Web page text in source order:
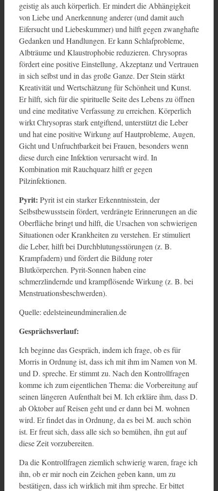
geistig als auch körperlich. Er mindert die Abhängigkeit
von Liebe und Anerkennung anderer (und damit auch
Eifersucht und Liebeskummer) und hilft gegen zwanghafte
Gedanken und Handlungen. Er kann Schlafprobleme,
Albträume und Klaustrophobie reduzieren. Chrysopras
fördert eine positive Einstellung, Akzeptanz und Vertrauen
in sich selbst und in das große Ganze. Der Stein stärkt
Kreativität und Wertschätzung für Schönheit und Kunst.
Er hilft, sich für die spirituelle Seite des Lebens zu öffnen
und eine meditative Verfassung zu erreichen. Körperlich
wirkt Chrysopras stark entgiftend, unterstützt die Leber
und hat eine positive Wirkung auf Hautprobleme, Augen,
Gicht und Unfruchtbarkeit bei Frauen, besonders wenn
diese durch eine Infektion verursacht wird. In
Kombination mit Rauchquarz hilft er gegen
Pilzinfektionen.
Pyrit: Pyrit ist ein starker Erkenntnisstein, der
Selbstbewusstsein fördert, verdrängte Erinnerungen an die
Oberfläche bringt und hilft, die Ursachen von schwierigen
Situationen oder Krankheiten zu verstehen. Er stimuliert
die Leber, hilft bei Durchblutungsstörungen (z. B.
Krampfadern) und fördert die Bildung roter
Blutkörperchen. Pyrit-Sonnen haben eine
schmerzlindernde und krampflösende Wirkung (z. B. bei
Menstruationsbeschwerden).
Quelle: edelsteineundmineralien.de
Gesprächsverlauf:
Ich beginne das Gespräch, indem ich frage, ob es für
Morris in Ordnung ist, dass ich mit ihm im Namen von M.
und D. spreche. Er stimmt zu. Nach den Kontrollfragen
komme ich zum eigentlichen Thema: die Vorbereitung auf
seinen längeren Aufenthalt bei M. Ich erkläre ihm, dass D.
ab Oktober auf Reisen geht und er dann bei M. wohnen
wird. Er findet das in Ordnung, da es bei M. auch schön
ist. Er freut sich, dass alle sich so bemühen, ihn gut auf
diese Zeit vorzubereiten.
Da die Kontrollfragen ziemlich schwierig waren, frage ich
ihn, ob er mir noch ein Zeichen geben kann, um zu
bestätigen, dass ich wirklich mit ihm spreche. Er bittet